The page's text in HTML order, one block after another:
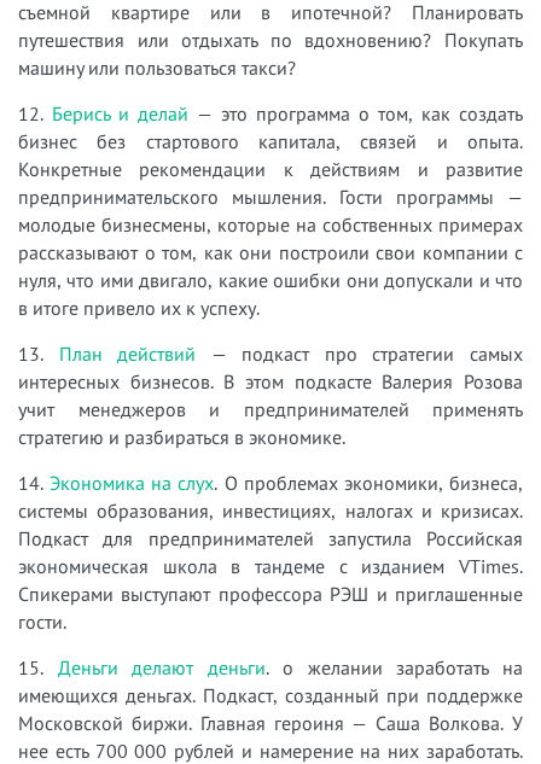
съемной квартире или в ипотечной? Планировать
путешествия или отдыхать по вдохновению? Покупать
машину или пользоваться такси?
12. Берись и делай — это программа о том, как создать
бизнес без стартового капитала, связей и опыта.
Конкретные рекомендации к действиям и развитие
предпринимательского мышления. Гости программы —
молодые бизнесмены, которые на собственных примерах
рассказывают о том, как они построили свои компании с
нуля, что ими двигало, какие ошибки они допускали и что
в итоге привело их к успеху.
13. План действий — подкаст про стратегии самых
интересных бизнесов. В этом подкасте Валерия Розова
учит менеджеров и предпринимателей применять
стратегию и разбираться в экономике.
14.Экономика на слух. О проблемах экономики, бизнеса,
системы образования, инвестициях, налогах и кризисах.
Подкаст для предпринимателей запустила Российская
экономическая школа в тандеме с изданием VTimes.
Спикерами выступают профессора РЭШ и приглашенные
гости.
15. Деньги делают деньги. о желании заработать на
имеющихся деньгах. Подкаст, созданный при поддержке
Московской биржи. Главная героиня — Саша Волкова. У
нее есть 700 000 рублей и намерение на них заработать.